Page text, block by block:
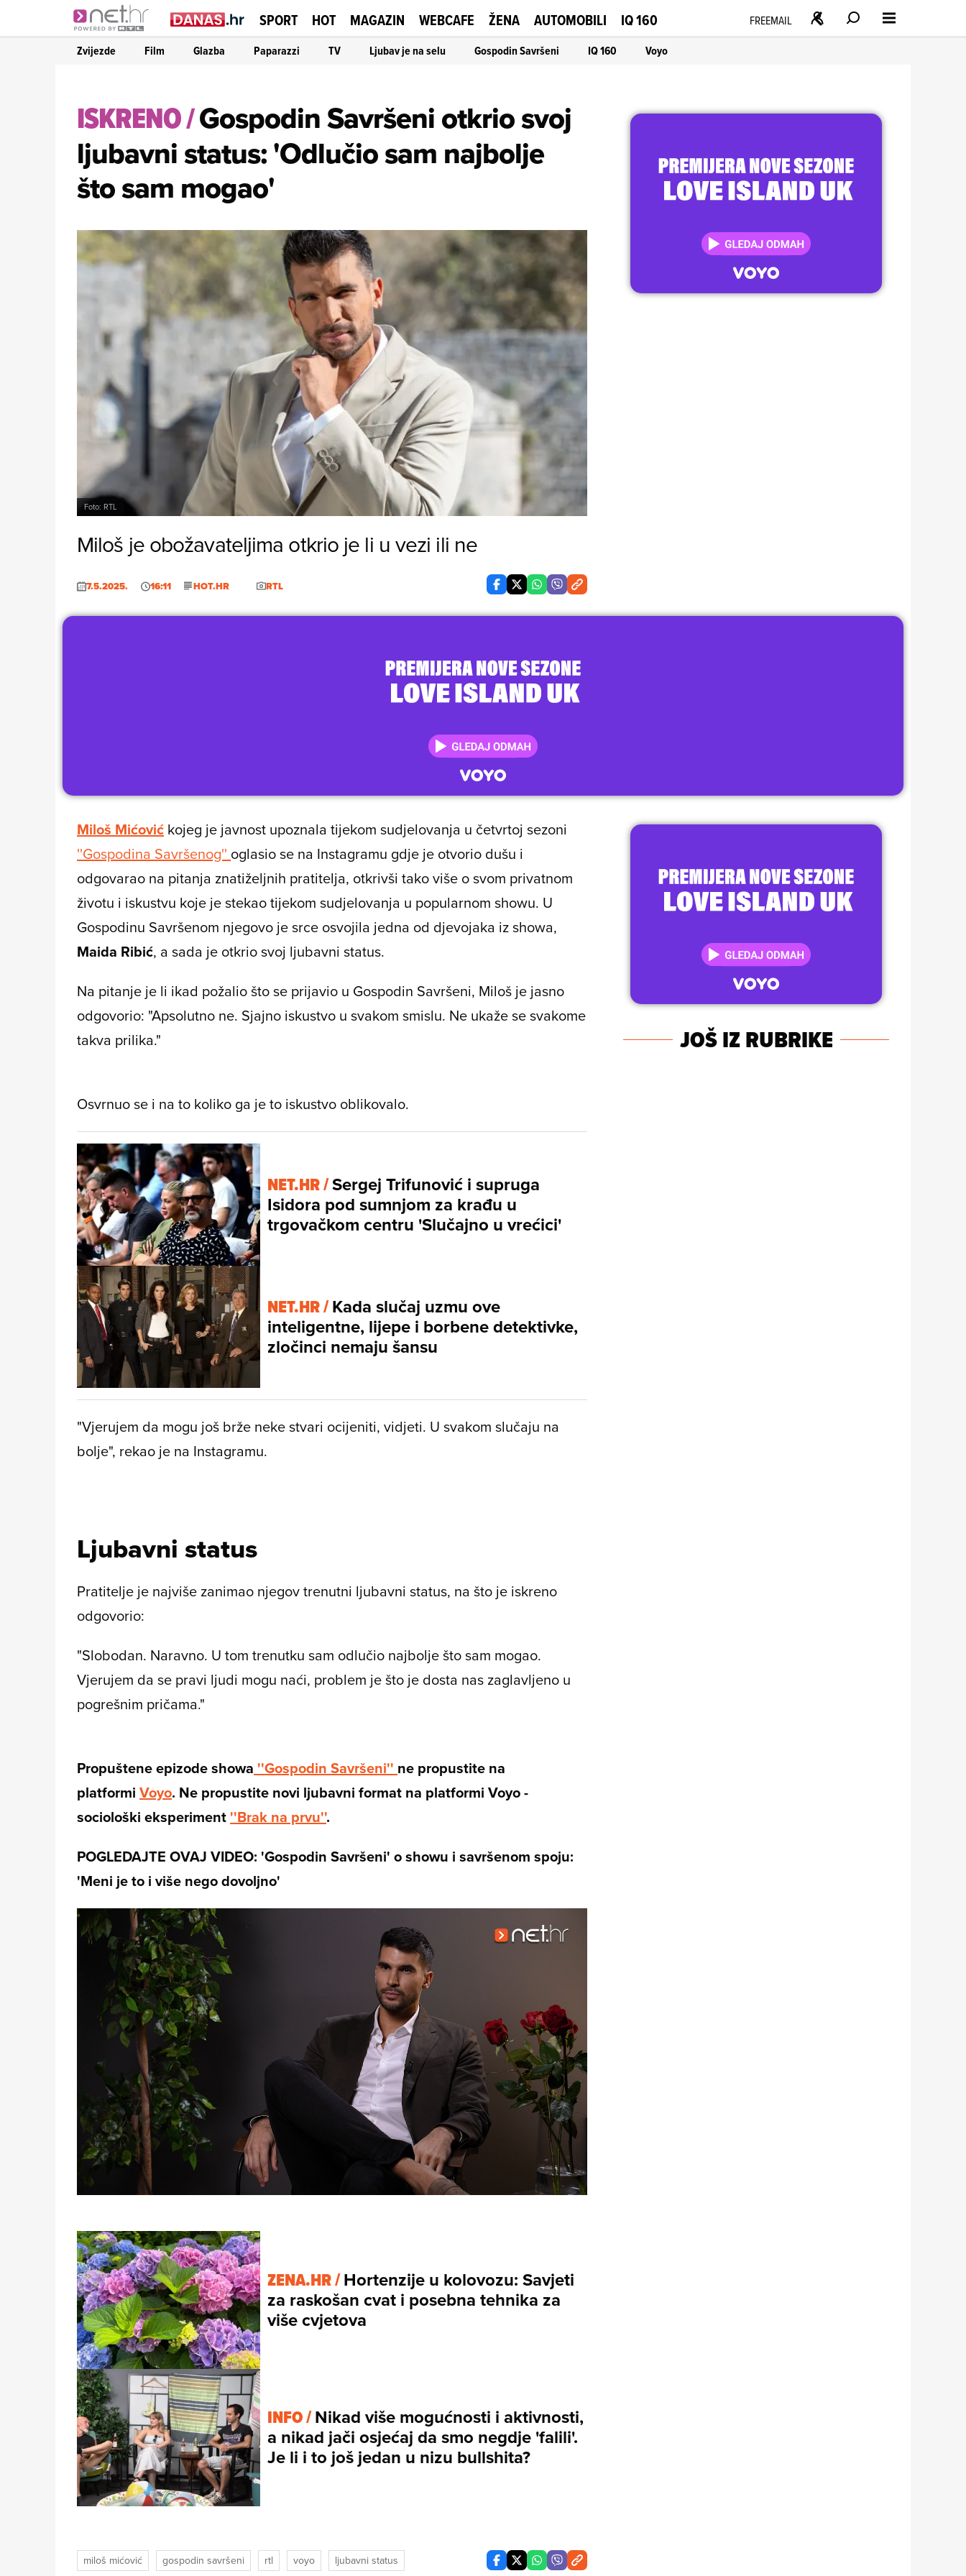
SPORT HOT MAGAZIN WEBCAFE ŽENA AUTOMOBILI IQ 160 FREEMAIL
Zvijezde Film Glazba Paparazzi TV Ljubav je na selu Gospodin Savršeni IQ 160 Voyo
ISKRENO/Gospodin Savršeni otkrio svoj
ljubavni status: 'Odlučio sam najbolje
što sam mogao'
Foto: RTL
Miloš je obožavateljima otkrio je li u vezi ili ne
7.5.2025. 16:11 HOT.HR RTL
Miloš Mićović kojeg je javnost upoznala tijekom sudjelovanja u četvrtoj sezoni
''Gospodina Savršenog'' oglasio se na Instagramu gdje je otvorio dušu i
odgovarao na pitanja znatiželjnih pratitelja, otkrivši tako više o svom privatnom
životu i iskustvu koje je stekao tijekom sudjelovanja u popularnom showu. U
Gospodinu Savršenom njegovo je srce osvojila jedna od djevojaka iz showa,
Maida Ribić, a sada je otkrio svoj ljubavni status.
Na pitanje je li ikad požalio što se prijavio u Gospodin Savršeni, Miloš je jasno
odgovorio: "Apsolutno ne. Sjajno iskustvo u svakom smislu. Ne ukaže se svakome
takva prilika."
Osvrnuo se i na to koliko ga je to iskustvo oblikovalo.
NET.HR /Sergej Trifunović i supruga
Isidora pod sumnjom za krađu u
trgovačkom centru 'Slučajno u vrećici'
NET.HR /Kada slučaj uzmu ove
inteligentne, lijepe i borbene detektivke,
zločinci nemaju šansu
"Vjerujem da mogu još brže neke stvari ocijeniti, vidjeti. U svakom slučaju na
bolje", rekao je na Instagramu.
Ljubavni status
Pratitelje je najviše zanimao njegov trenutni ljubavni status, na što je iskreno
odgovorio:
"Slobodan. Naravno. U tom trenutku sam odlučio najbolje što sam mogao.
Vjerujem da se pravi ljudi mogu naći, problem je što je dosta nas zaglavljeno u
pogrešnim pričama."
Propuštene epizode showa ''Gospodin Savršeni'' ne propustite na
platformi Voyo. Ne propustite novi ljubavni format na platformi Voyo -
sociološki eksperiment ''Brak na prvu''.
POGLEDAJTE OVAJ VIDEO: 'Gospodin Savršeni' o showu i savršenom spoju:
'Meni je to i više nego dovoljno'
Unmute
ZENA.HR /Hortenzije u kolovozu: Savjeti
za raskošan cvat i posebna tehnika za
više cvjetova
INFO /Nikad više mogućnosti i aktivnosti,
a nikad jači osjećaj da smo negdje 'falili'.
Je li i to još jedan u nizu bullshita?
miloš mićović gospodin savršeni rtl voyo ljubavni status
JOŠ IZ RUBRIKE